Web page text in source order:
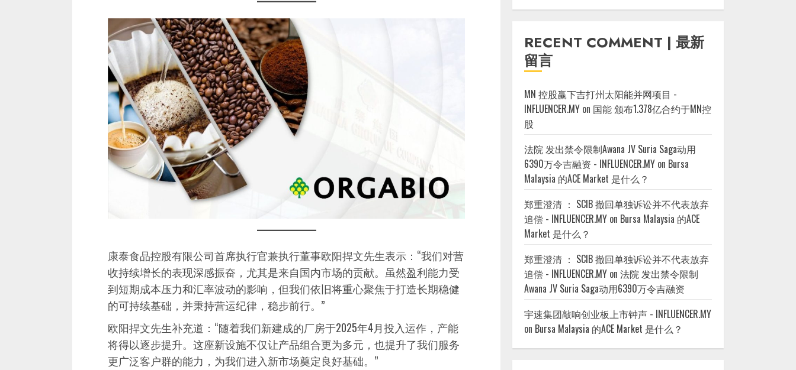
康泰食品控股有限公司首席执行官兼执行董事欧阳捍文先生表示：“我们对营
收持续增长的表现深感振奋，尤其是来自国内市场的贡献。虽然盈利能力受
到短期成本压力和汇率波动的影响，但我们依旧将重心聚焦于打造长期稳健
的可持续基础，并秉持营运纪律，稳步前行。”
欧阳捍文先生补充道：“随着我们新建成的厂房于2025年4月投入运作，产能
将得以逐步提升。这座新设施不仅让产品组合更为多元，也提升了我们服务
更广泛客户群的能力，为我们进入新市场奠定良好基础。”
RECENT COMMENT | 最新
留言
MN 控股赢下吉打州太阳能并网项目 -
INFLUENCER.MY on 国能 颁布1.378亿合约于MN控
股
法院 发出禁令限制Awana JV Suria Saga动用
6390万令吉融资 - INFLUENCER.MY on Bursa
Malaysia 的ACE Market 是什么？
郑重澄清 ： SCIB 撤回单独诉讼并不代表放弃
追偿 - INFLUENCER.MY on Bursa Malaysia 的ACE
Market 是什么？
郑重澄清 ： SCIB 撤回单独诉讼并不代表放弃
追偿 - INFLUENCER.MY on法院 发出禁令限制
Awana JV Suria Saga动用6390万令吉融资
宇速集团敲响创业板上市钟声 - INFLUENCER.MY
on Bursa Malaysia 的ACE Market 是什么？